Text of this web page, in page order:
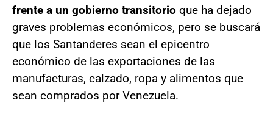
frente a un gobierno transitorio que ha dejado
graves problemas económicos, pero se buscará
que los Santanderes sean el epicentro
económico de las exportaciones de las
manufacturas, calzado, ropa y alimentos que
sean comprados por Venezuela.